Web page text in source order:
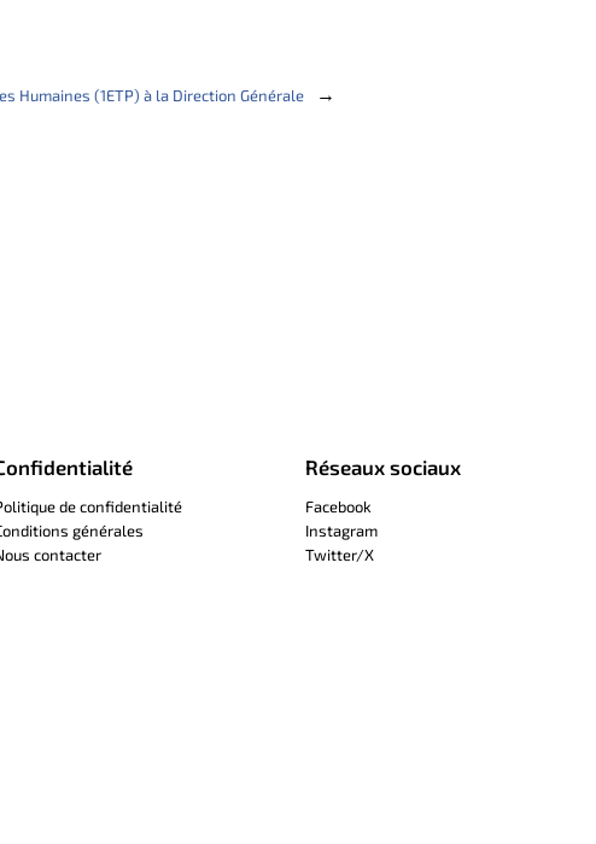
Humaines (1ETP) à la Direction Générale →
de confidentialité
générales
contacter
Réseaux sociaux
Facebook
Instagram
Twitter/X